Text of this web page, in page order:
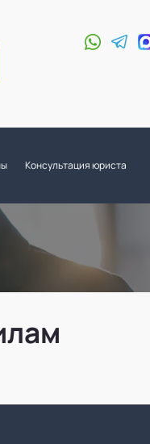
Консультация юриста